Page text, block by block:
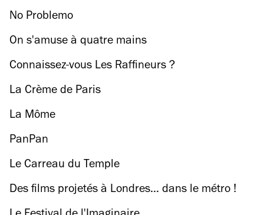
No Problemo
On s'amuse à quatre mains
Connaissez-vous Les Raffineurs ?
La Crème de Paris
La Môme
PanPan
Le Carreau du Temple
Des films projetés à Londres… dans le métro !